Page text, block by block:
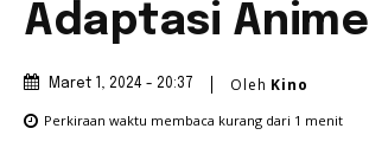
Adaptasi Anime
Maret 1, 2024 - 20:37 Oleh Kino
Perkiraan waktu membaca kurang dari 1 menit